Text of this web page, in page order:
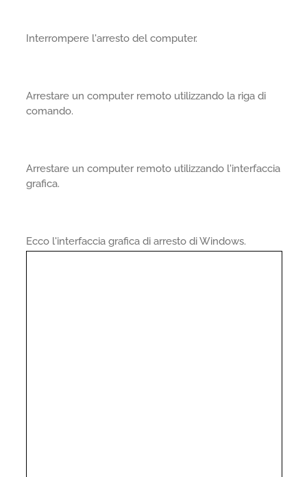
Interrompere l'arresto del computer.
Arrestare un computer remoto utilizzando la riga di
comando.
Arrestare un computer remoto utilizzando l'interfaccia
grafica.
Ecco l'interfaccia grafica di arresto di Windows.